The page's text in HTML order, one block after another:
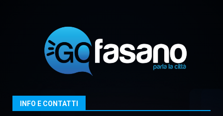
Savelletri
8 Agosto 2026 11:00
4
Savelletri in festa, domani sera
INFO E CONTATTI